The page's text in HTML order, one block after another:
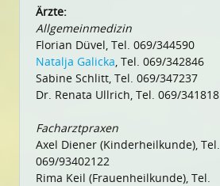
Ärzte:
Allgemeinmedizin
Florian Düvel, Tel. 069/344590
Natalja Galicka, Tel. 069/342846
Sabine Schlitt, Tel. 069/347237
Dr. Renata Ullrich, Tel. 069/341818
Facharztpraxen
Axel Diener (Kinderheilkunde), Tel.
069/93402122
Rima Keil (Frauenheilkunde), Tel.